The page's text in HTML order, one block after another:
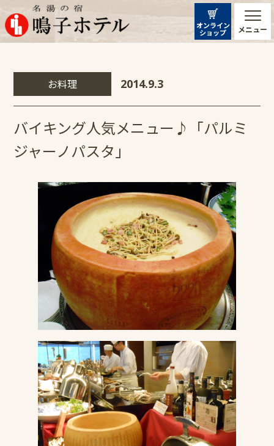
メニュー
オンライン
ショップ
お料理 2014.9.3
バイキング人気メニュー♪「パルミ
ジャーノパスタ」